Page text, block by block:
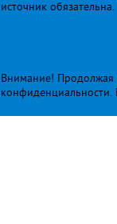
источник обязательна.
Внимание! Продолжая
конфиденциальности.